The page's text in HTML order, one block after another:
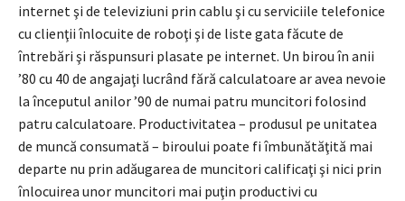
internet şi de televiziuni prin cablu şi cu serviciile telefonice
cu clienţii înlocuite de roboţi şi de liste gata făcute de
întrebări şi răspunsuri plasate pe internet. Un birou în anii
’80 cu 40 de angajaţi lucrând fără calculatoare ar avea nevoie
la începutul anilor ’90 de numai patru muncitori folosind
patru calculatoare. Productivitatea – produsul pe unitatea
de muncă consumată – biroului poate fi îmbunătăţită mai
departe nu prin adăugarea de muncitori calificaţi şi nici prin
înlocuirea unor muncitori mai puţin productivi cu